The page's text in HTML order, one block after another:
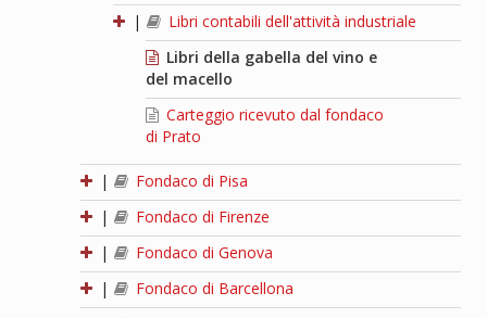
|
Libri contabili dell'attività industriale
Libri della gabella del vino e
del macello
Carteggio ricevuto dal fondaco
di Prato
|
Fondaco di Pisa
|
Fondaco di Firenze
|
Fondaco di Genova
|
Fondaco di Barcellona